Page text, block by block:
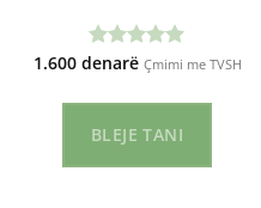
Vlerësuar
nga 5
1.600 denarë Çmimi me TVSH
BLEJE TANI